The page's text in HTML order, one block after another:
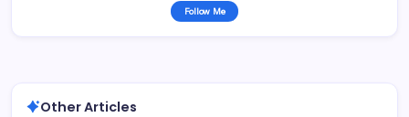
Follow Me
Other Articles